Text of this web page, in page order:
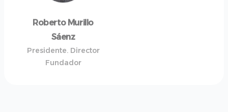
Roberto Murillo
Sáenz
Presidente. Director
Fundador